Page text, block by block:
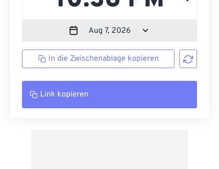
In die Zwischenablage kopieren
Link kopieren